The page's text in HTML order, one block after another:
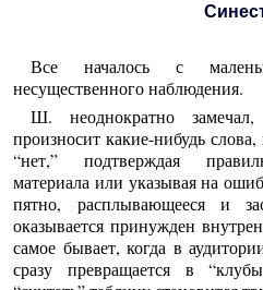
Все началось с
несущественного наблюдения.
Ш. неоднократно
произносит какие-нибудь
“нет,” подтверждая
материала или указывая на
пятно, расплывающееся и
оказывается принужден
самое бывает, когда в
сразу превращается в